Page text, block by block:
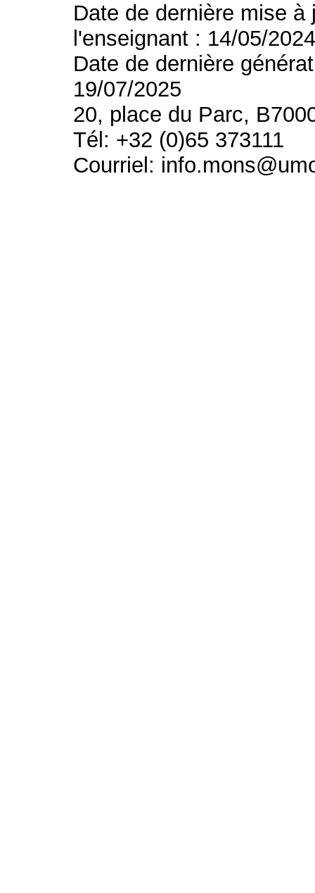
Date de dernière mise
l'enseignant : 14/05/
Date de dernière
19/07/2025
20, place du Parc,
Tél: +32 (0)65 373111
Courriel: